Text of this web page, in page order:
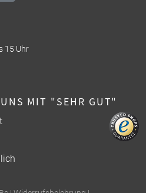
15 Uhr
MIT "SEHR GUT"